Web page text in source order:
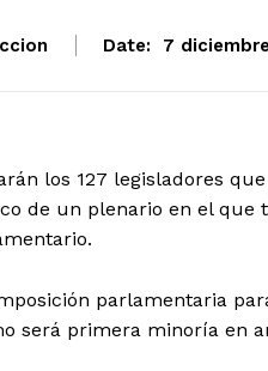
Date: 7
los 127 legisladores
de un plenario en el que
parlamentaria
será primera minoría en